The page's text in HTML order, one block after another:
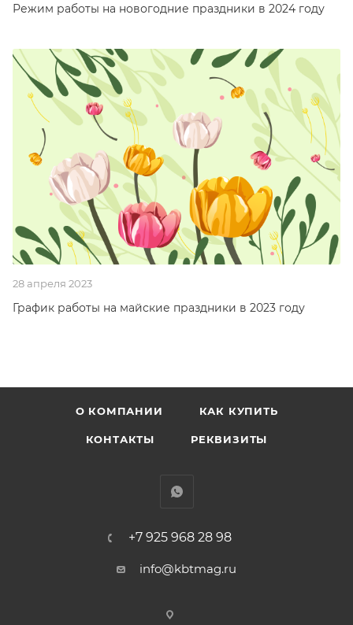
Режим работы на новогодние праздники в 2024 году
28 апреля 2023
График работы на майские праздники в 2023 году
О КОМПАНИИ КАК КУПИТЬ
КОНТАКТЫ РЕКВИЗИТЫ
+7 925 968 28 98
info@kbtmag.ru